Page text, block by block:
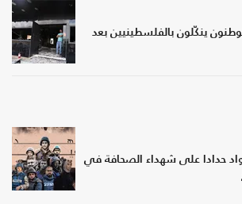
ينكّلون بالفلسطينيين بعد
حدادا على شهداء الصحافة في